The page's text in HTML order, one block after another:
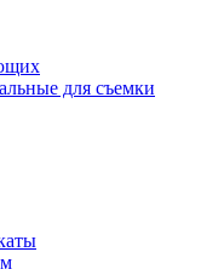
для съемки